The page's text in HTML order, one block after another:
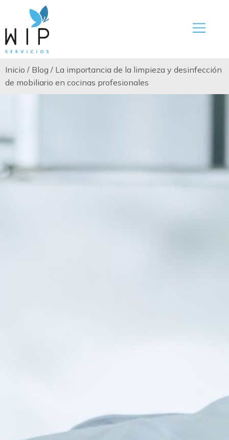
Inicio / Blog / La importancia de la limpieza y desinfección
de mobiliario en cocinas profesionales